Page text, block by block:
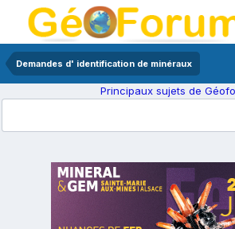
Demandes d' identification de minéraux
Principaux sujets de